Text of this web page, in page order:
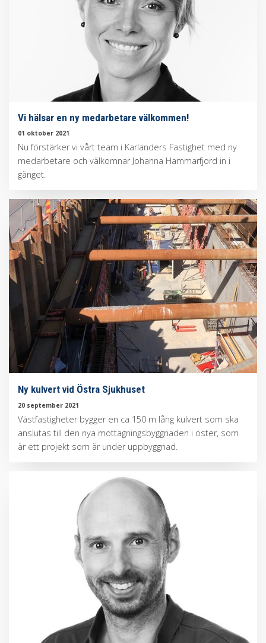
Vi hälsar en ny medarbetare välkommen!
01 oktober 2021
Nu förstärker vi vårt team i Karlanders Fastighet med ny
medarbetare och välkomnar Johanna Hammarfjord in i
gänget.
Ny kulvert vid Östra Sjukhuset
20 september 2021
Västfastigheter bygger en ca 150 m lång kulvert som ska
anslutas till den nya mottagningsbyggnaden i öster, som
är ett projekt som är under uppbyggnad.